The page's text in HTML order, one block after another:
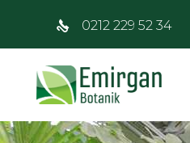
0212 229 52 34